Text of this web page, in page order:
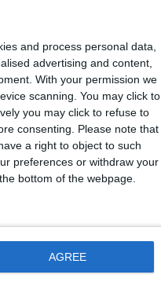
and process personal data,
advertising and content,
With your permission we
scanning. You may click to
you may click to refuse to
consenting.
Please note that
a right to object to such
preferences or withdraw your
bottom of the webpage.
AGREE
pentru sănătate?
05 Sep, 2019 22:14
de Luptă al
„Sfântul